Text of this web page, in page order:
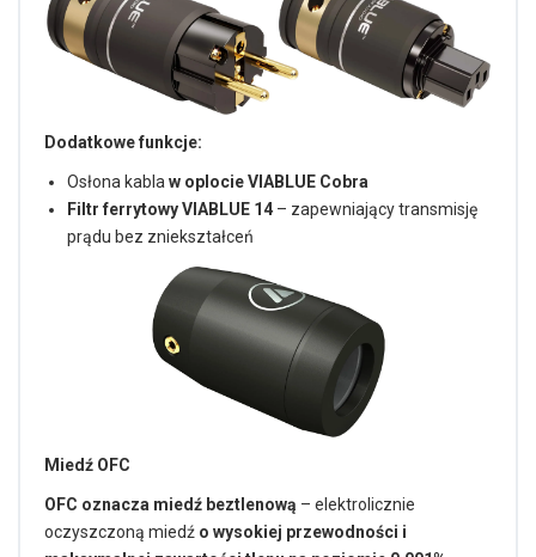
Dodatkowe funkcje:
Osłona kabla w oplocie VIABLUE Cobra
Filtr ferrytowy VIABLUE 14 – zapewniający transmisję
prądu bez zniekształceń
Miedź OFC
OFC oznacza miedź beztlenową – elektrolicznie
oczyszczoną miedź o wysokiej przewodności i